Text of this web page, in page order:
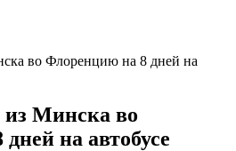
Минска во
на автобусе